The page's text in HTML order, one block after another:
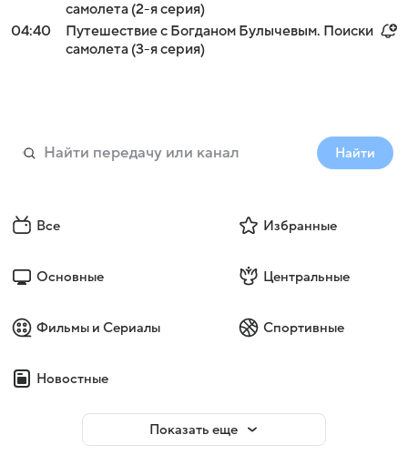
самолета (2-я серия)
04:40
Путешествие с Богданом Булычевым. Поиски
самолета (3-я серия)
Найти
Все Избранные
Основные Центральные
Фильмы и Сериалы Спортивные
Новостные
Показать еще